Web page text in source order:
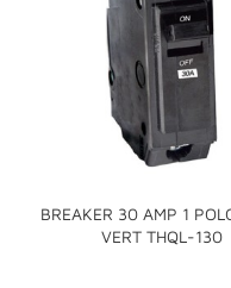
favorite_border
BREAKER 30 AMP 1
VERT THQL-130
